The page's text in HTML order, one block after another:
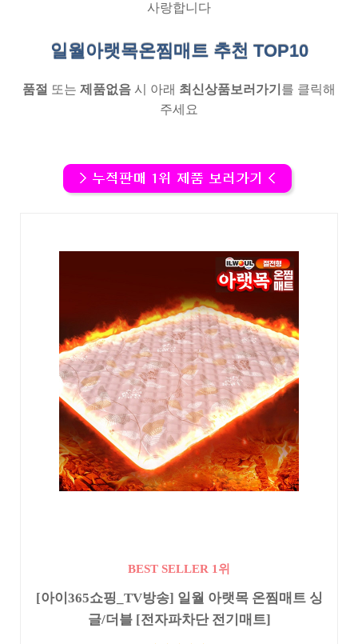
사랑합니다
일월아랫목온찜매트 추천 TOP10
품절 또는 제품없음 시 아래 최신상품보러가기 를 클릭해
주세요
BEST SELLER 1위
[아이365쇼핑_TV방송] 일월 아랫목 온찜매트 싱
글/더블 [전자파차단 전기매트]